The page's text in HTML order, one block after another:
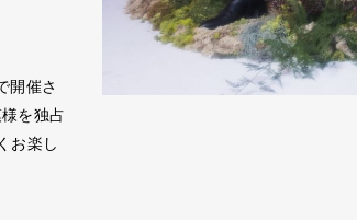
開催さ
を独占
お楽し